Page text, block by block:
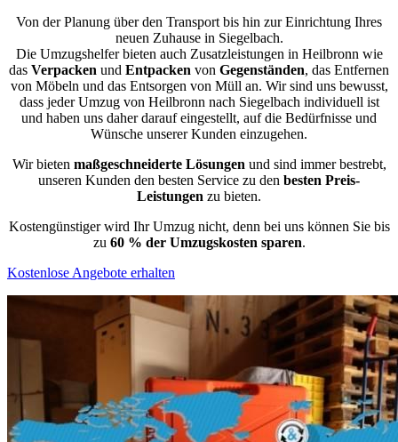
Von der Planung über den Transport bis hin zur Einrichtung Ihres
neuen Zuhause in Siegelbach.
Die Umzugshelfer bieten auch Zusatzleistungen in Heilbronn wie
das Verpacken und Entpacken von Gegenständen, das Entfernen
von Möbeln und das Entsorgen von Müll an. Wir sind uns bewusst,
dass jeder Umzug von Heilbronn nach Siegelbach individuell ist
und haben uns daher darauf eingestellt, auf die Bedürfnisse und
Wünsche unserer Kunden einzugehen.
Wir bieten maßgeschneiderte Lösungen und sind immer bestrebt,
unseren Kunden den besten Service zu den besten Preis-
Leistungen zu bieten.
Kostengünstiger wird Ihr Umzug nicht, denn bei uns können Sie bis
zu 60 % der Umzugskosten sparen.
Kostenlose Angebote erhalten